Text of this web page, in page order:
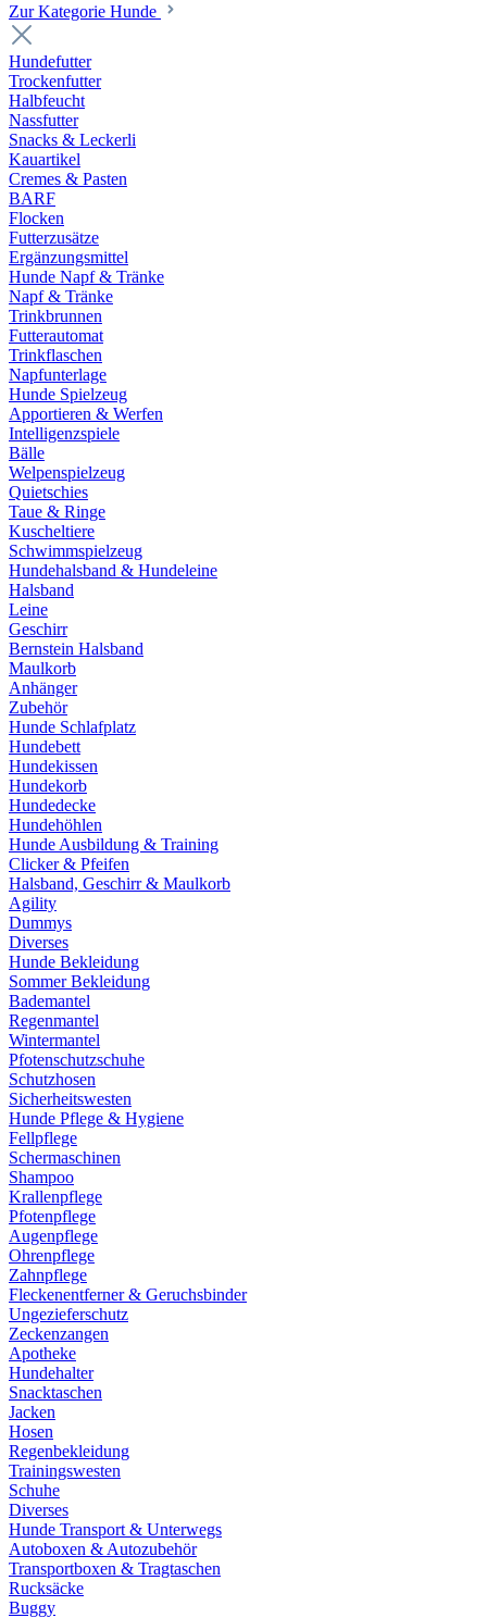
Zur Kategorie Hunde
Hundefutter
Trockenfutter
Halbfeucht
Nassfutter
Snacks & Leckerli
Kauartikel
Cremes & Pasten
BARF
Flocken
Futterzusätze
Ergänzungsmittel
Hunde Napf & Tränke
Napf & Tränke
Trinkbrunnen
Futterautomat
Trinkflaschen
Napfunterlage
Hunde Spielzeug
Apportieren & Werfen
Intelligenzspiele
Bälle
Welpenspielzeug
Quietschies
Taue & Ringe
Kuscheltiere
Schwimmspielzeug
Hundehalsband & Hundeleine
Halsband
Leine
Geschirr
Bernstein Halsband
Maulkorb
Anhänger
Zubehör
Hunde Schlafplatz
Hundebett
Hundekissen
Hundekorb
Hundedecke
Hundehöhlen
Hunde Ausbildung & Training
Clicker & Pfeifen
Halsband, Geschirr & Maulkorb
Agility
Dummys
Diverses
Hunde Bekleidung
Sommer Bekleidung
Bademantel
Regenmantel
Wintermantel
Pfotenschutzschuhe
Schutzhosen
Sicherheitswesten
Hunde Pflege & Hygiene
Fellpflege
Schermaschinen
Shampoo
Krallenpflege
Pfotenpflege
Augenpflege
Ohrenpflege
Zahnpflege
Fleckenentferner & Geruchsbinder
Ungezieferschutz
Zeckenzangen
Apotheke
Hundehalter
Snacktaschen
Jacken
Hosen
Regenbekleidung
Trainingswesten
Schuhe
Diverses
Hunde Transport & Unterwegs
Autoboxen & Autozubehör
Transportboxen & Tragtaschen
Rucksäcke
Buggy